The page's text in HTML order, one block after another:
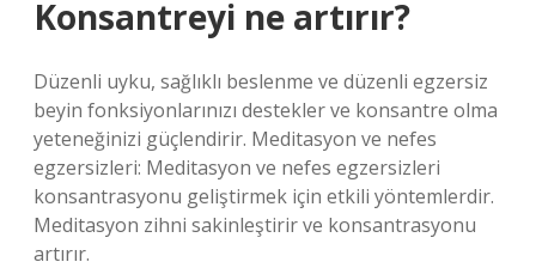
Konsantreyi ne artırır?
Düzenli uyku, sağlıklı beslenme ve düzenli egzersiz
beyin fonksiyonlarınızı destekler ve konsantre olma
yeteneğinizi güçlendirir. Meditasyon ve nefes
egzersizleri: Meditasyon ve nefes egzersizleri
konsantrasyonu geliştirmek için etkili yöntemlerdir.
Meditasyon zihni sakinleştirir ve konsantrasyonu
artırır.